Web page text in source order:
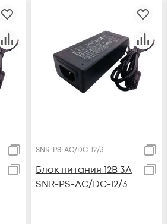
SNR-PS-AC/DC-12/3
Блок питания 12В 3А
SNR-PS-AC/DC-12/3